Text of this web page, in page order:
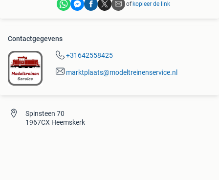
of kopieer de link
Contactgegevens
+31642558425
marktplaats@modeltreinenservice.nl
Spinsteen 70
1967CX Heemskerk